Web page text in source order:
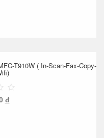
T910W ( In-Scan-Fax-Copy-
đ